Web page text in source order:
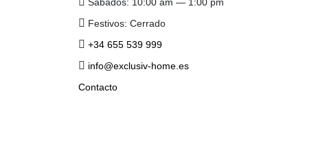
Sábados: 10:00 am — 1:00 pm
Festivos: Cerrado
+34 655 539 999
info@exclusiv-home.es
Contacto